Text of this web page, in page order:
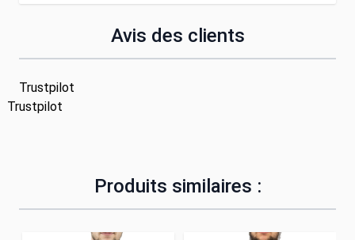
Avis des clients
Trustpilot
Trustpilot
Produits similaires :